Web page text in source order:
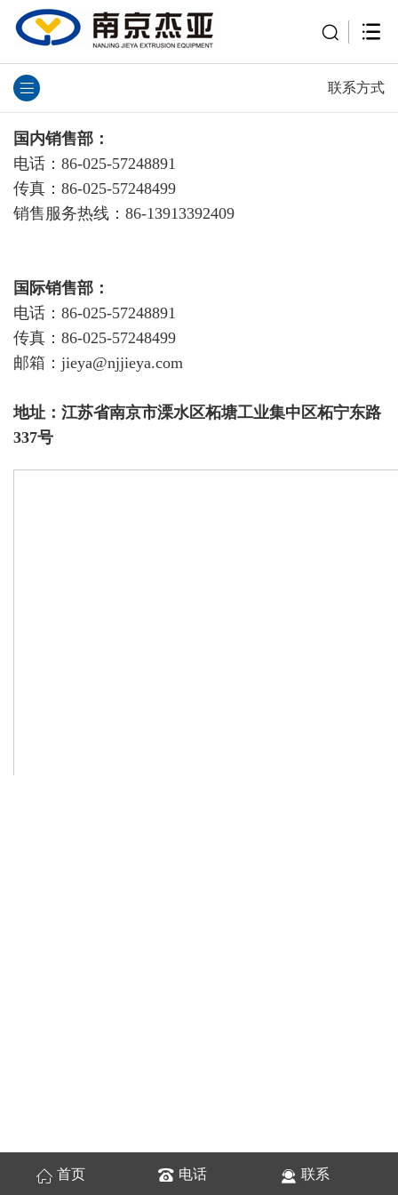
联系方式
国内销售部：
电话：86-025-57248891
传真：86-025-57248499
销售服务热线：86-13913392409
国际销售部：
电话：86-025-57248891
传真：86-025-57248499
邮箱：jieya@njjieya.com
地址：江苏省南京市溧水区柘塘工业集中区柘宁东路
337号
首页 电话 联系